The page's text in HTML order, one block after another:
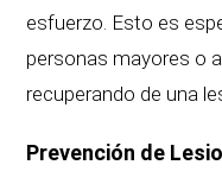
esfuerzo. Esto es
personas mayores o
recuperando de una
Prevención de